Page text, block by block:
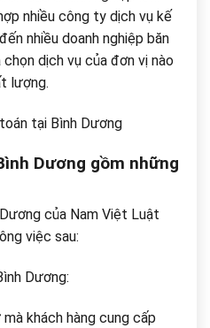
nhiều công ty dịch vụ kế
nhiều doanh nghiệp băn
dịch vụ của đơn vị nào
lượng.
tại Bình Dương
Dương gồm những
của Nam Việt Luật
việc sau:
Dương:
khách hàng cung cấp